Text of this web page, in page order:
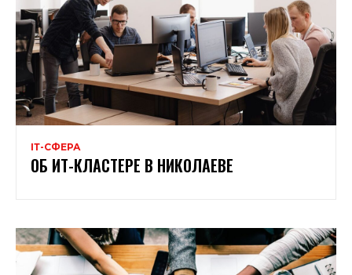
ІТ-СФЕРА
ОБ ИТ-КЛАСТЕРЕ В НИКОЛАЕВЕ